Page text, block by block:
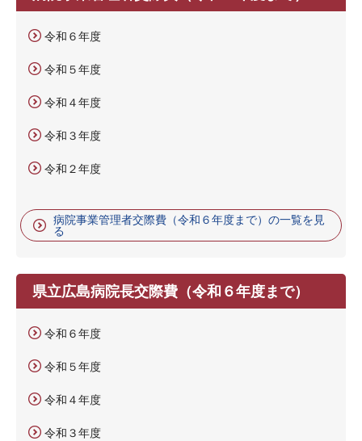
令和６年度
令和５年度
令和４年度
令和３年度
令和２年度
病院事業管理者交際費（令和６年度まで）の一覧を見
る
県立広島病院長交際費（令和６年度まで）
令和６年度
令和５年度
令和４年度
令和３年度